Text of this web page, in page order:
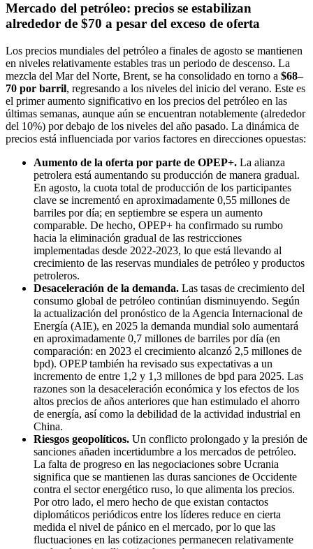
Mercado del petróleo: precios se estabilizan
alrededor de $70 a pesar del exceso de oferta
Los precios mundiales del petróleo a finales de agosto se mantienen
en niveles relativamente estables tras un periodo de descenso. La
mezcla del Mar del Norte, Brent, se ha consolidado en torno a $68–
70 por barril, regresando a los niveles del inicio del verano. Este es
el primer aumento significativo en los precios del petróleo en las
últimas semanas, aunque aún se encuentran notablemente (alrededor
del 10%) por debajo de los niveles del año pasado. La dinámica de
precios está influenciada por varios factores en direcciones opuestas:
Aumento de la oferta por parte de OPEP+. La alianza
petrolera está aumentando su producción de manera gradual.
En agosto, la cuota total de producción de los participantes
clave se incrementó en aproximadamente 0,55 millones de
barriles por día; en septiembre se espera un aumento
comparable. De hecho, OPEP+ ha confirmado su rumbo
hacia la eliminación gradual de las restricciones
implementadas desde 2022-2023, lo que está llevando al
crecimiento de las reservas mundiales de petróleo y productos
petroleros.
Desaceleración de la demanda. Las tasas de crecimiento del
consumo global de petróleo continúan disminuyendo. Según
la actualización del pronóstico de la Agencia Internacional de
Energía (AIE), en 2025 la demanda mundial solo aumentará
en aproximadamente 0,7 millones de barriles por día (en
comparación: en 2023 el crecimiento alcanzó 2,5 millones de
bpd). OPEP también ha revisado sus expectativas a un
incremento de entre 1,2 y 1,3 millones de bpd para 2025. Las
razones son la desaceleración económica y los efectos de los
altos precios de años anteriores que han estimulado el ahorro
de energía, así como la debilidad de la actividad industrial en
China.
Riesgos geopolíticos. Un conflicto prolongado y la presión de
sanciones añaden incertidumbre a los mercados de petróleo.
La falta de progreso en las negociaciones sobre Ucrania
significa que se mantienen las duras sanciones de Occidente
contra el sector energético ruso, lo que alimenta los precios.
Por otro lado, el mero hecho de que existan contactos
diplomáticos periódicos entre los líderes reduce en cierta
medida el nivel de pánico en el mercado, por lo que las
fluctuaciones en las cotizaciones permanecen relativamente